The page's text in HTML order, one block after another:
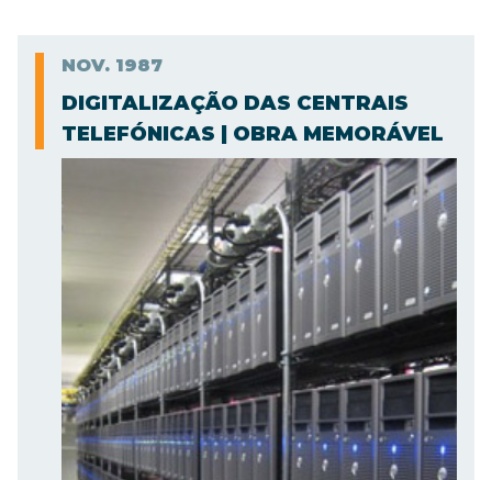
NOV. 1987
DIGITALIZAÇÃO DAS CENTRAIS
TELEFÓNICAS | OBRA MEMORÁVEL